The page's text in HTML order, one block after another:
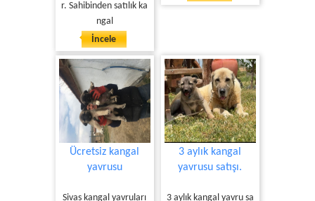
r. Sahibinden satılık ka
ngal
İncele
Ücretsiz kangal
yavrusu
Sivas kangal yavruları
3 aylık kangal
yavrusu satışı.
3 aylık kangal yavru sa